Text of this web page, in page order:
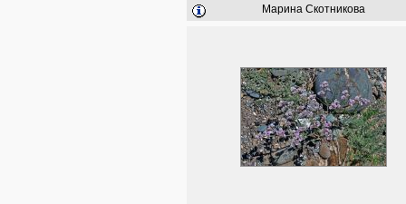
Марина Скотникова